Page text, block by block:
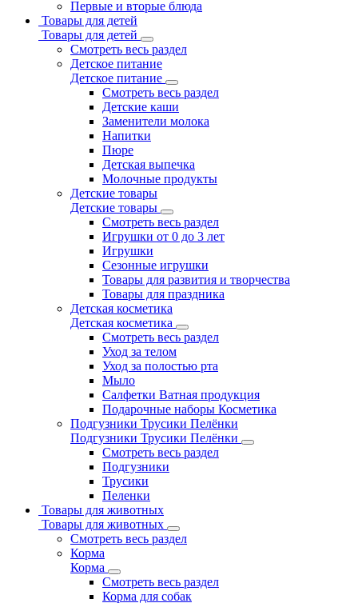
Первые и вторые блюда
Товары для детей
Товары для детей
Смотреть весь раздел
Детское питание
Детское питание
Смотреть весь раздел
Детские каши
Заменители молока
Напитки
Пюре
Детская выпечка
Молочные продукты
Детские товары
Детские товары
Смотреть весь раздел
Игрушки от 0 до 3 лет
Игрушки
Сезонные игрушки
Товары для развития и творчества
Товары для праздника
Детская косметика
Детская косметика
Смотреть весь раздел
Уход за телом
Уход за полостью рта
Мыло
Салфетки Ватная продукция
Подарочные наборы Косметика
Подгузники Трусики Пелёнки
Подгузники Трусики Пелёнки
Смотреть весь раздел
Подгузники
Трусики
Пеленки
Товары для животных
Товары для животных
Смотреть весь раздел
Корма
Корма
Смотреть весь раздел
Корма для собак